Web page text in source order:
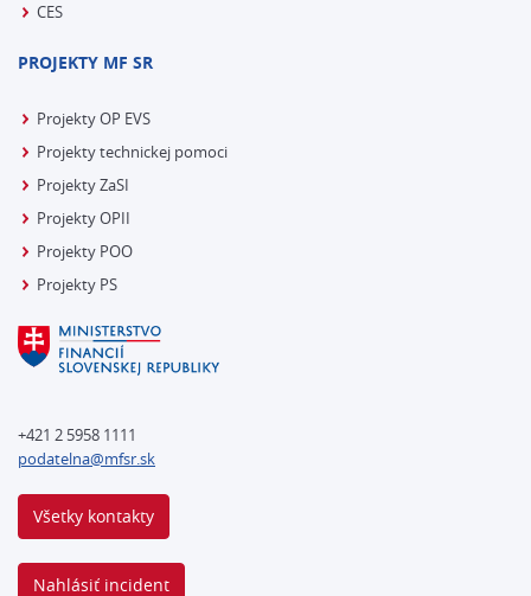
CES
PROJEKTY MF SR
Projekty OP EVS
Projekty technickej pomoci
Projekty ZaSI
Projekty OPII
Projekty POO
Projekty PS
+421 2 5958 1111
podatelna@mfsr.sk
Všetky kontakty
Nahlásiť incident